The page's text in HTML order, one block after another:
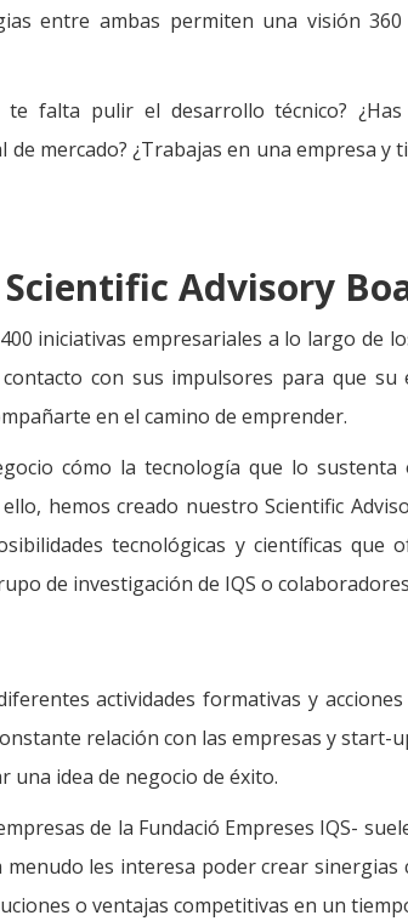
entre ambas permiten una visión
falta pulir el desarrollo técnico?
mercado? ¿Trabajas en una empresa y
Advisory
iniciativas empresariales a lo largo de
contacto con sus impulsores para que su
en el camino de emprender.
cómo la tecnología que lo
hemos creado nuestro Scientific
tecnológicas y científicas que
de investigación de IQS o
actividades formativas y
relación con las empresas y start-
una idea de negocio de éxito.
de la Fundació Empreses IQS-
les interesa poder crear sinergias
o ventajas competitivas en un